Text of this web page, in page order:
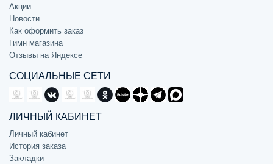
Акции
Новости
Как оформить заказ
Гимн магазина
Отзывы на Яндексе
СОЦИАЛЬНЫЕ СЕТИ
ЛИЧНЫЙ КАБИНЕТ
Личный кабинет
История заказа
Закладки